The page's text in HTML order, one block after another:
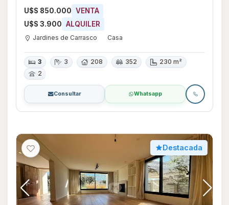
U$S 850.000 VENTA
U$S 3.900 ALQUILER
Jardines de Carrasco Casa
3 3 208 352
230 m²
2
Consultar Whatsapp
Destacada